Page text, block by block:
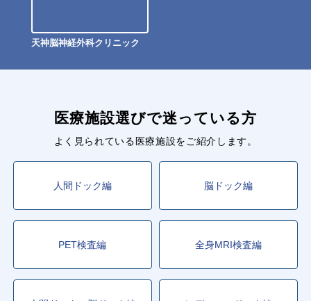
天神脳神経外科クリニック
医療施設選びで迷っている方
よく見られている医療施設をご紹介します。
人間ドック編 脳ドック編
PET検査編 全身MRI検査編